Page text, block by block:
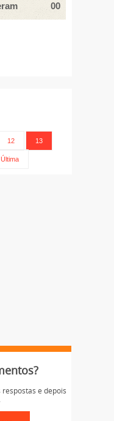
00
12 13
Última
e depois